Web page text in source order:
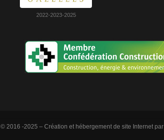
2022-2023-2025
© 2016 -2025 – Création et hébergement de site Internet par